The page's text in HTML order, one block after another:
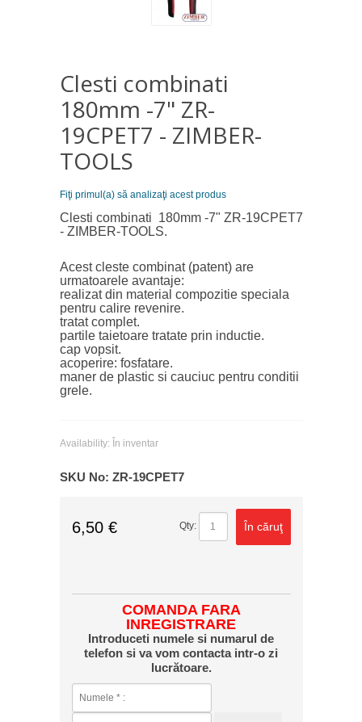
Clesti combinati
180mm -7" ZR-
19CPET7 - ZIMBER-
TOOLS
Fiţi primul(a) să analizaţi acest produs
Clesti combinati 180mm -7" ZR-19CPET7
- ZIMBER-TOOLS.
Acest cleste combinat (patent) are
urmatoarele avantaje:
realizat din material compozitie speciala
pentru calire revenire.
tratat complet.
partile taietoare tratate prin inductie.
cap vopsit.
acoperire: fosfatare.
maner de plastic si cauciuc pentru conditii
grele.
Availability: În inventar
SKU No: ZR-19CPET7
6,50 € Qty: În căruţ
COMANDA FARA
INREGISTRARE
Introduceti numele si numarul de
telefon si va vom contacta intr-o zi
lucrătoare.